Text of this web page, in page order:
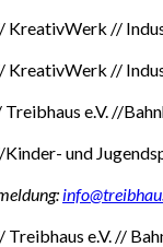
KreativWerk //
KreativWerk //
e.V. //
und
Treibhaus e.V. //